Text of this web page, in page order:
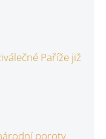
Paříže již
poroty